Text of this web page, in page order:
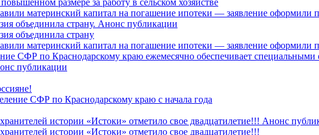
материнский капитал на погашение ипотеки — заявление оформили
объединила страну. Анонс публикации
объединила страну
материнский капитал на погашение ипотеки — заявление оформили
СФР по Краснодарскому краю ежемесячно обеспечивает
публикации
СФР по Краснодарскому краю с начала года
истории «Истоки» отметило свое двадцатилетие!!! Анонс
истории «Истоки» отметило свое двадцатилетие!!!